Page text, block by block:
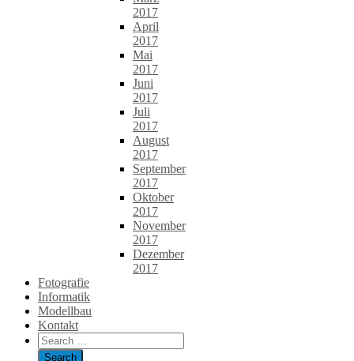
2017
April
2017
Mai
2017
Juni
2017
Juli
2017
August
2017
September
2017
Oktober
2017
November
2017
Dezember
2017
Fotografie
Informatik
Modellbau
Kontakt
Search
for: